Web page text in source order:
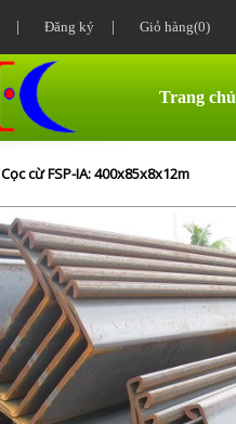
Đăng ký Giỏ hàng(0)
Trang chủ
Cọc cừ FSP-IA: 400x85x8x12m